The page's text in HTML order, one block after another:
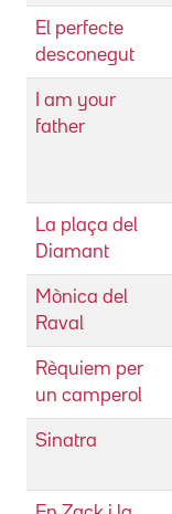
El perfecte
desconegut
I am your
father
La plaça del
Diamant
Mònica del
Raval
Rèquiem per
un camperol
Sinatra